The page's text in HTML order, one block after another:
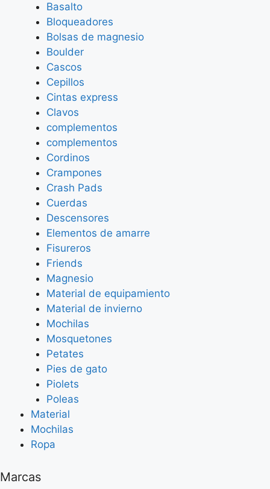
Basalto
Bloqueadores
Bolsas de magnesio
Boulder
Cascos
Cepillos
Cintas express
Clavos
complementos
complementos
Cordinos
Crampones
Crash Pads
Cuerdas
Descensores
Elementos de amarre
Fisureros
Friends
Magnesio
Material de equipamiento
Material de invierno
Mochilas
Mosquetones
Petates
Pies de gato
Piolets
Poleas
Material
Mochilas
Ropa
Marcas